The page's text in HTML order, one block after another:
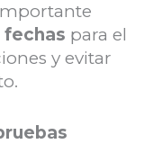
para el
y evitar